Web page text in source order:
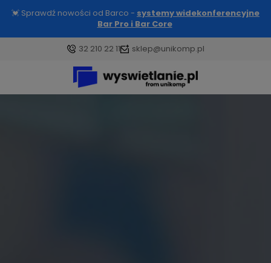
💓 Sprawdź nowości od Barco - systemy widekonferencyjne
Bar Pro i Bar Core
32 210 22 11 sklep@unikomp.pl